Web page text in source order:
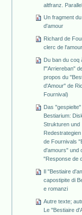
altfranz.
Un fragment
d'amour
Richard de
clerc de l'amour
Du ban du coq
l'"Arriereban"
propos du
d'Amour" de
Fournival)
Das "gespielte"
Bestiarium:
Strukturen und
de Fournivals
d'amours" und
"Response de
Il "Bestiaire
capostipite di
e romanzi
Autre texte;
Le "Bestiaire